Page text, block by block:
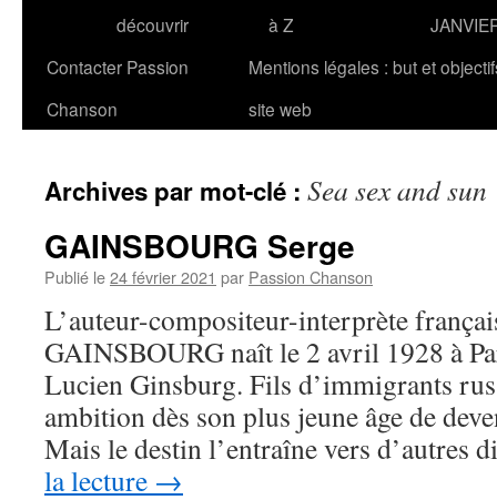
découvrir
à Z
Contacter Passion
Chanson
Mentions légales : but et
site web
Archives par mot-clé : Sea sex and sun
GAINSBOURG Serge
Publié le24 février 2021 par Passion Chanson
L’auteur-compositeur-interprète
GAINSBOURG naît le 2 avril 1928 à
Lucien Ginsburg. Fils d’immigrants
ambition dès son plus jeune âge de
Mais le destin l’entraîne vers
la lecture →